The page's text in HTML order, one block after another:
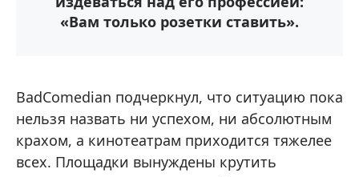
«Вам только розетки ставить».
BadComedian подчеркнул, что ситуацию пока
нельзя назвать ни успехом, ни абсолютным
крахом, а кинотеатрам приходится тяжелее
всех. Площадки вынуждены крутить